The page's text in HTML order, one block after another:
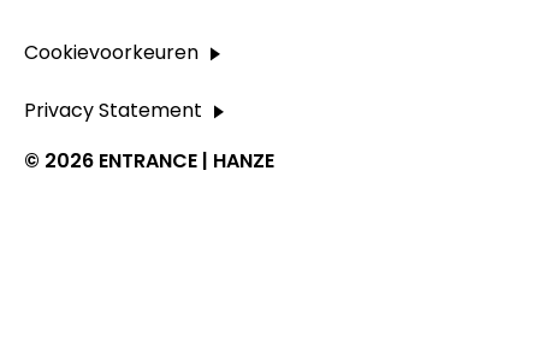
© 2026 ENTRANCE | HANZE
Cookievoorkeuren
Privacy Statement